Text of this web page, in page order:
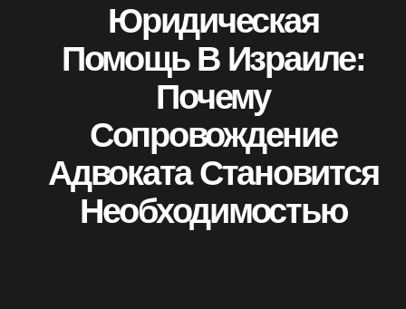
Юридическая
Помощь В Израиле:
Почему
Сопровождение
Адвоката Становится
Необходимостью